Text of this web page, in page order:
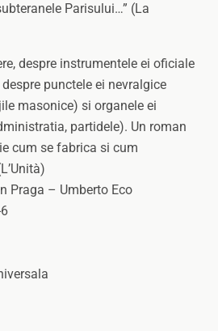
Parisului…” (La
despre instrumentele ei oficiale
punctele ei nevralgice
masonice) si organele ei
partidele). Un roman
cum se fabrica si cum
Praga – Umberto Eco